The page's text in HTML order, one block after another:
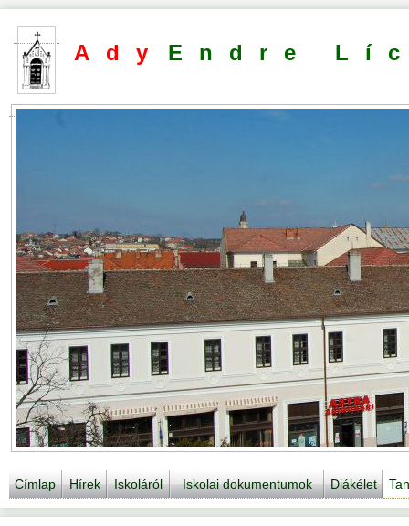
Ady Endre
Címlap Hírek Iskoláról Iskolai dokumentumok Diákélet